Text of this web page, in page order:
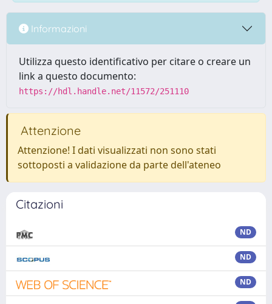
Informazioni
Utilizza questo identificativo per citare o creare un
link a questo documento:
https://hdl.handle.net/11572/251110
Attenzione
Attenzione! I dati visualizzati non sono stati
sottoposti a validazione da parte dell'ateneo
Citazioni
ND
ND
ND